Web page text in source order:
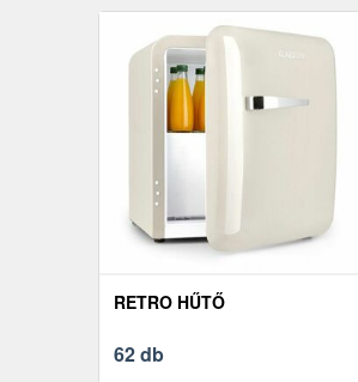
RETRO HŰTŐ
62 db